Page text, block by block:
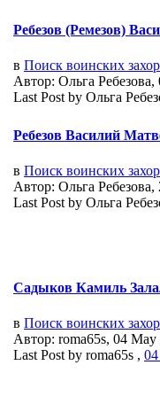
Ребезов (Ремезов)
в Поиск воинских
Автор: Ольга Ребезова,
Last Post by Ольга
Ребезов Василий
в Поиск воинских
Автор: Ольга Ребезова,
Last Post by Ольга
Садыков Камиль
в Поиск воинских
Автор: roma65s, 04 May
Last Post by roma65s ,